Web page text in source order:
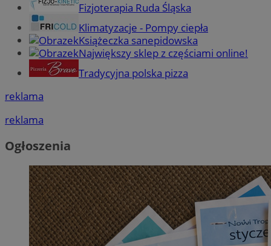
Fizjoterapia Ruda Śląska
Klimatyzacje - Pompy ciepła
Książeczka sanepidowska
Największy sklep z częściami online!
Tradycyjna polska pizza
reklama
reklama
Ogłoszenia